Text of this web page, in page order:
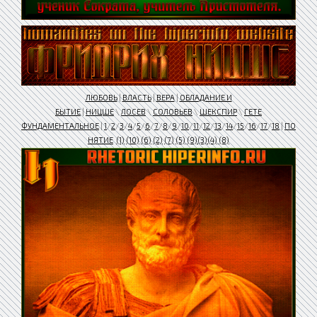
ЛЮБОВЬ|ВЛАСТЬ|ВЕРА|ОБЛАДАНИЕ И
БЫТИЕ|НИЦШЕ\ЛОСЕВ\СОЛОВЬЕВ\ШЕКСПИР\ГЕТЕ
ФУНДАМЕНТАЛЬНОЕ|1/2/3/4/5/6/7/8/9/10/11/12/13/14/15/16/17/18|ПО
НЯТИЕ (1)(10)(6)(2)(7)(5)(9)(3)(4)(8)